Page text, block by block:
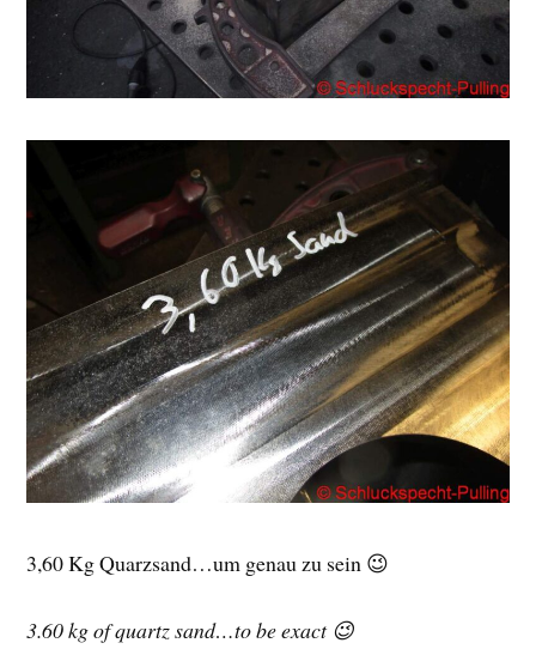
3,60 Kg Quarzsand…um genau zu sein 😉
3.60 kg of quartz sand…to be exact 😉